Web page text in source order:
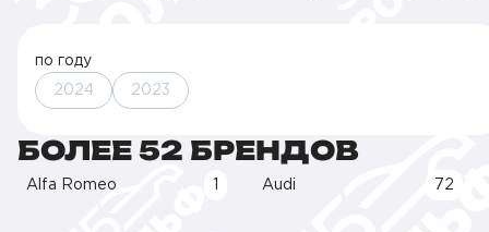
по году
2024 2023
БОЛЕЕ 52 БРЕНДОВ
Alfa Romeo Audi 72